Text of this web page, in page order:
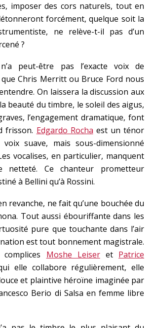
imposer des cors naturels, tout en
forcément, quelque soit la
ne relève-t-il pas d’un
?
n’a peut-être pas l’exacte voix de
Chris Merritt ou Bruce Ford nous
On laissera la discussion aux
beauté du timbre, le soleil des aigus,
l’engagement dramatique, font
frisson. Edgardo Rocha est un ténor
suave, mais sous-dimensionné
vocalises, en particulier, manquent
netteté. Ce chanteur prometteur
à Bellini qu’à Rossini.
revanche, ne fait qu’une bouchée du
Tout aussi ébouriffante dans les
pure que touchante dans l’air
est tout bonnement magistrale.
Moshe Leiseret Patrice
elle collabore régulièrement, elle
et plaintive héroïne imaginée par
Berio di Salsa en femme libre